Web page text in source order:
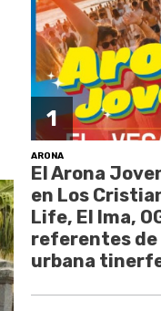
1
ARONA
El Arona
en Los
Life, El Ima,
referentes de
urbana